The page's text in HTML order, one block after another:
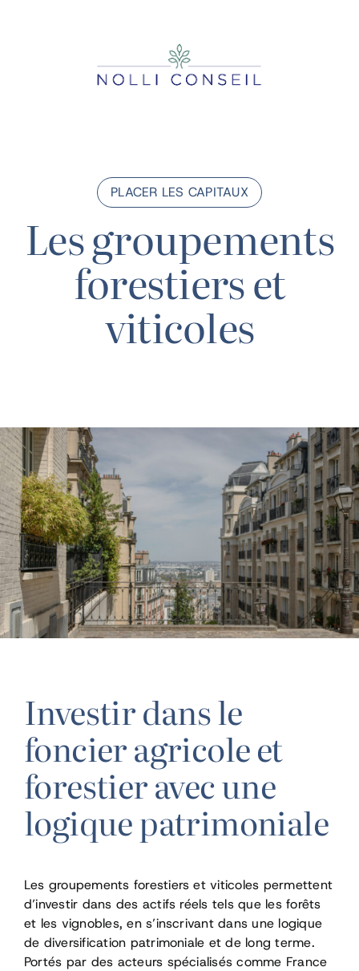
PLACER LES CAPITAUX
Les groupements
forestiers et
viticoles
Investir dans le
foncier agricole et
forestier avec une
logique patrimoniale
Les groupements forestiers et viticoles permettent
d’investir dans des actifs réels tels que les forêts
et les vignobles, en s’inscrivant dans une logique
de diversification patrimoniale et de long terme.
Portés par des acteurs spécialisés comme France